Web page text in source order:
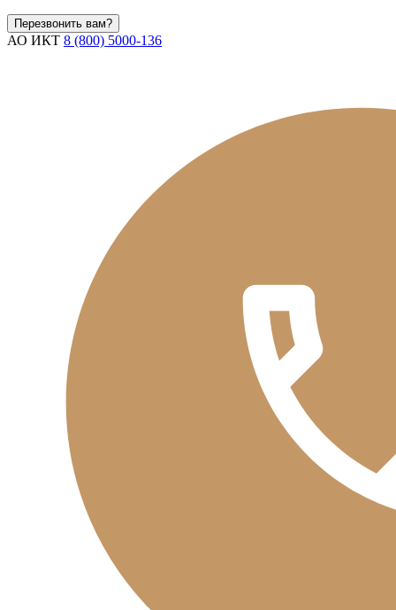
Перезвонить вам?
АО ИКТ 8 (800) 5000-136